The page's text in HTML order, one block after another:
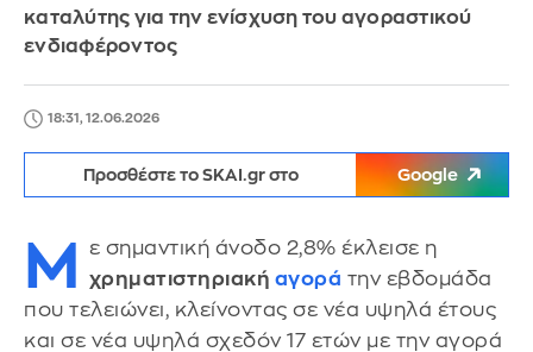
καταλύτης για την ενίσχυση του αγοραστικού
ενδιαφέροντος
18:31, 12.06.2026
Προσθέστε το SKAI.gr στο Google
Μ
ε σημαντική άνοδο 2,8% έκλεισε η
χρηματιστηριακή αγορά την εβδομάδα
που τελειώνει, κλείνοντας σε νέα υψηλά έτους
και σε νέα υψηλά σχεδόν 17 ετών με την αγορά